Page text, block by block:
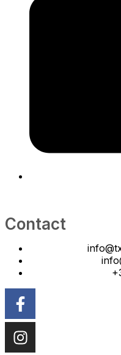
Contact